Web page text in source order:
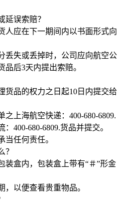
延误索赔？
人应在下一期间内以书面形式向
丢失或丢掉时，公司应向航空公
后3天内提出索赔。
货品的权力之日起10日内提交给
上海航空快递：400-680-6809.
400-680-6809.货品并提交。
当任何责任。
？
装盒内，包装盒上带有“＃”形金
，以便查看贵重物品。